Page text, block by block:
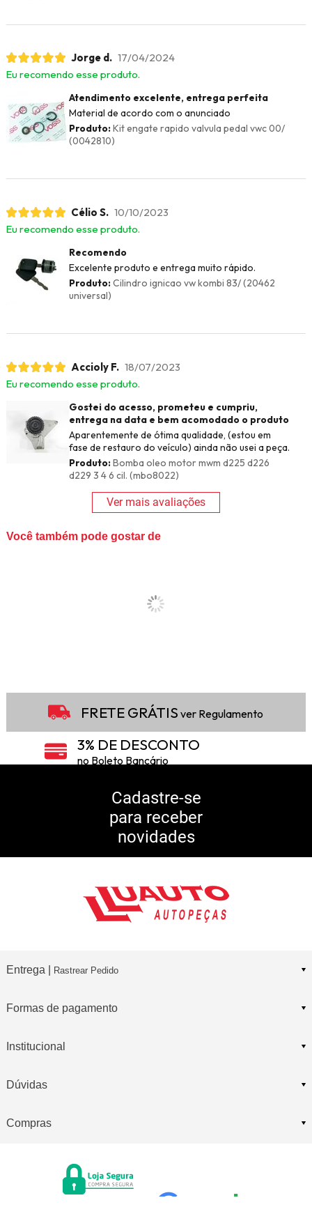
Jorge d. 17/04/2024
Eu recomendo esse produto.
Atendimento excelente, entrega perfeita
Material de acordo com o anunciado
Produto:Kit engate rapido valvula pedal vwc 00/
(0042810)
Célio S. 10/10/2023
Eu recomendo esse produto.
Recomendo
Excelente produto e entrega muito rápido.
Produto:Cilindro ignicao vw kombi 83/ (20462
universal)
Accioly F. 18/07/2023
Eu recomendo esse produto.
Gostei do acesso, prometeu e cumpriu,
entrega na data e bem acomodado o produto
Aparentemente de ótima qualidade, (estou em
fase de restauro do veículo) ainda não usei a peça.
Produto:Bomba oleo motor mwm d225 d226
d229 3 4 6 cil. (mbo8022)
Ver mais avaliações
Você também pode gostar de
FRETE GRÁTIS ver Regulamento
3% DE DESCONTO
no Boleto Bancário
5% DE DESCONTO
10% DE CASHBACK
Consulte Regulamento
Cadastre-se
para receber
novidades
Entrega | Rastrear Pedido
Formas de pagamento
Institucional
Dúvidas
Compras